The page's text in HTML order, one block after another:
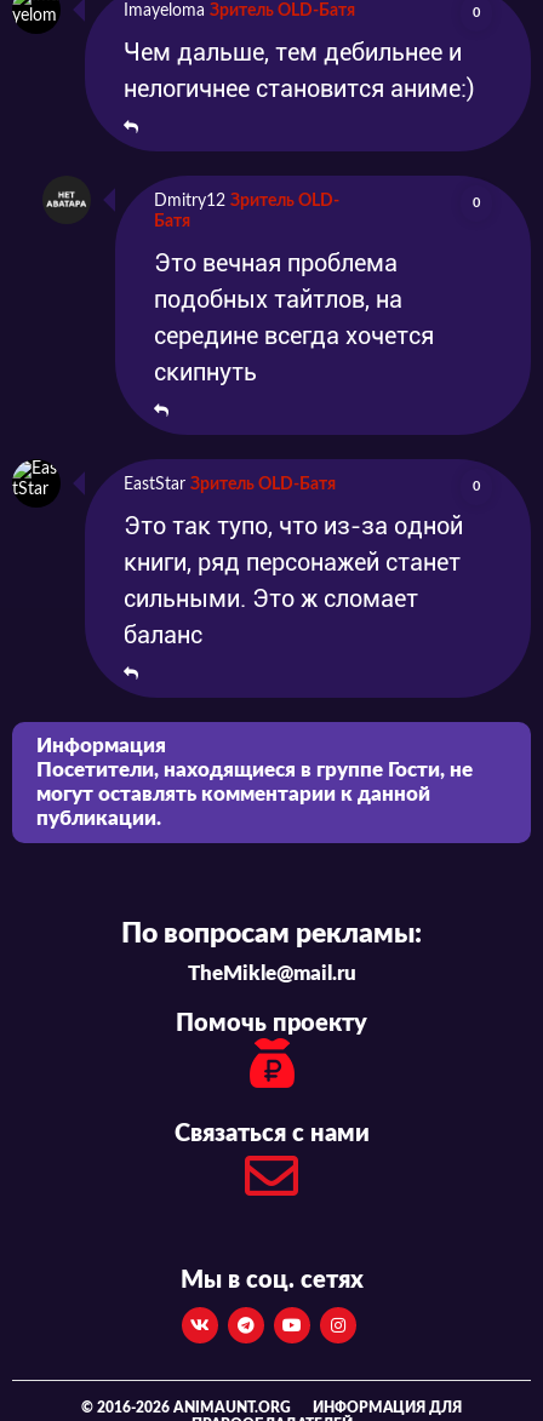
Imayeloma Зритель OLD-Батя 0
Чем дальше, тем дебильнее и
нелогичнее становится аниме:)
Dmitry12 Зритель OLD-
Батя
0
Это вечная проблема
подобных тайтлов, на
середине всегда хочется
скипнуть
EastStar Зритель OLD-Батя 0
Это так тупо, что из-за одной
книги, ряд персонажей станет
сильными. Это ж сломает
баланс
Информация
Посетители, находящиеся в группе Гости, не
могут оставлять комментарии к данной
публикации.
По вопросам рекламы:
TheMikle@mail.ru
Помочь проекту
Связаться с нами
Мы в соц. сетях
© 2016-2026 ANIMAUNT.ORG
ИНФОРМАЦИЯ ДЛЯ